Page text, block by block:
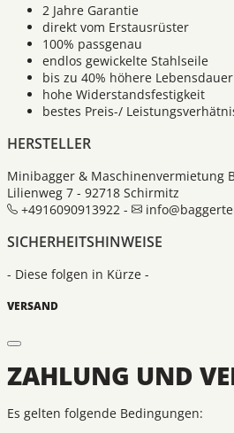
2 Jahre Garantie
direkt vom Erstausrüster
100% passgenau
endlos gewickelte Stahlseile
bis zu 40% höhere Lebensdauer
hohe Widerstandsfestigkeit
bestes Preis-/
HERSTELLER
Minibagger & Maschinenvermietung
Lilienweg 7 - 92718 Schirmitz
+4916090913922 -
SICHERHEITSHINWEISE
- Diese folgen in Kürze -
VERSAND
ZAHLUNG UND
Es gelten folgende Bedingungen: